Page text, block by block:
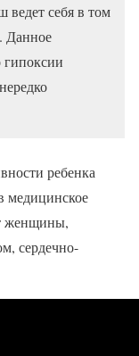
себя в том
Данное
гипоксии
ребенка
медицинское
женщины,
сердечно-